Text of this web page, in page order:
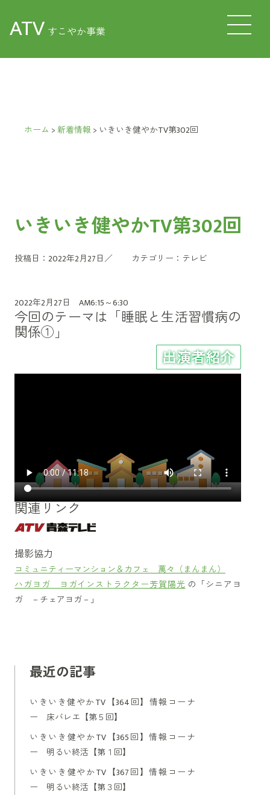
ATV すこやか事業
ホーム >新着情報> いきいき健やかTV第302回
いきいき健やかTV第302回
投稿日：2022年2月27日／ カテゴリー： テレビ
2022年2月27日 AM6:15～6:30
今回のテーマは「睡眠と生活習慣病の
関係①」
関連リンク
撮影協力
コミュニティーマンション＆カフェ 萬々（まんまん）
ハガヨガ ヨガインストラクター芳賀陽光 の「シニアヨ
ガ －チェアヨガ－」
最近の記事
いきいき健やかTV【364回】情報コーナ
ー 床バレエ【第５回】
いきいき健やかTV【365回】情報コーナ
ー 明るい終活【第１回】
いきいき健やかTV【367回】情報コーナ
ー 明るい終活【第３回】